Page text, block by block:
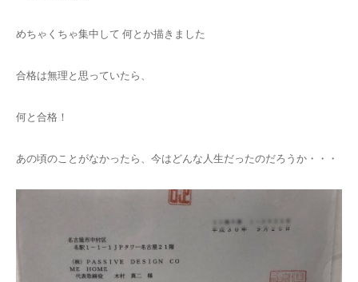
めちゃくちゃ集中して 何とか描きました
合格は無理と思っていたら、
何と合格！
あの頃のことがなかったら、今はどんな人生だったのだろうか・・・